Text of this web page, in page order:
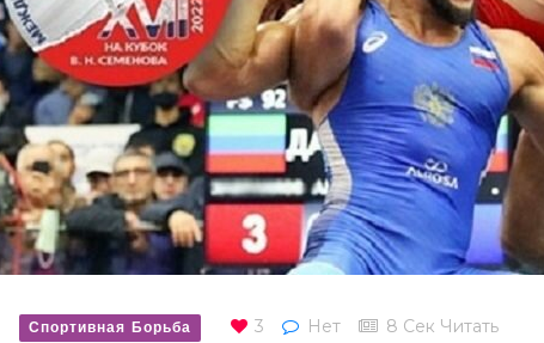
Спортивная Борьба 3 Нет 8 Сек Читать